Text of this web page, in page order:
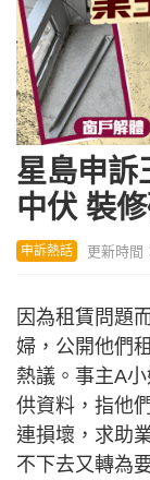
星島申訴
中伏 裝
申訴熱話 更新時間
因為租賃問題
婦，公開他們
熱議。事主A
供資料，指他
連損壞，求助
不下去又轉為